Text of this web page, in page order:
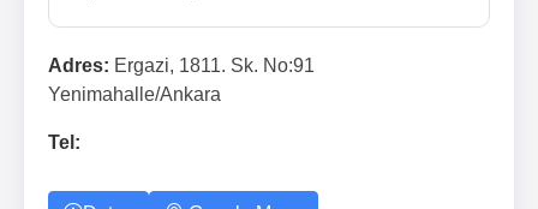
Adres: Ergazi, 1811. Sk. No:91
Yenimahalle/Ankara
Tel: